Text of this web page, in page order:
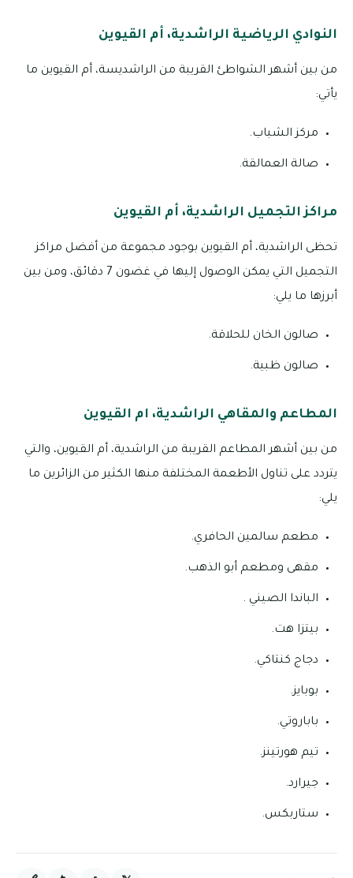
النوادي الرياضية الراشدية، أم القيوين
من بين أشهر الشواطئ القريبة من الراشديسة، أم القيوين ما
يأتي:
مركز الشباب.
صالة العمالقة.
مراكز التجميل الراشدية، أم القيوين
تحظى الراشدية، أم القيوين بوجود مجموعة من أفضل مراكز
التجميل التي يمكن الوصول إليها في غضون 7 دقائق، ومن بين
أبرزها ما يلي:
صالون الخان للحلاقة.
صالون ظبية.
المطاعم والمقاهي الراشدية، ام القيوين
من بين أشهر المطاعم القريبة من الراشدية، أم القيوين، والتي
يتردد على تناول الأطعمة المختلفة منها الكثير من الزائرين ما
يلي:
مطعم سالمين الحافري.
مقهى ومطعم أبو الذهب.
الباندا الصيني .
بيتزا هت.
دجاج كنتاكي.
بوبايز.
باباروتي.
تيم هورتينز.
جيرارد.
ستاربكس.